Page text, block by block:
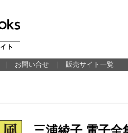
お問い合せ 販売サイト一覧
三浦綾子 電子